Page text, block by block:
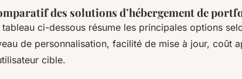
des solutions d’hébergement de
tableau ci-dessous résume les principales options
de personnalisation, facilité de mise à jour, coût
cible.